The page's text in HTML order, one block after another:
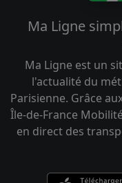
Ma Ligne
Ma Ligne est un
l'actualité du
Parisienne. Grâce
Île-de-France
en direct des